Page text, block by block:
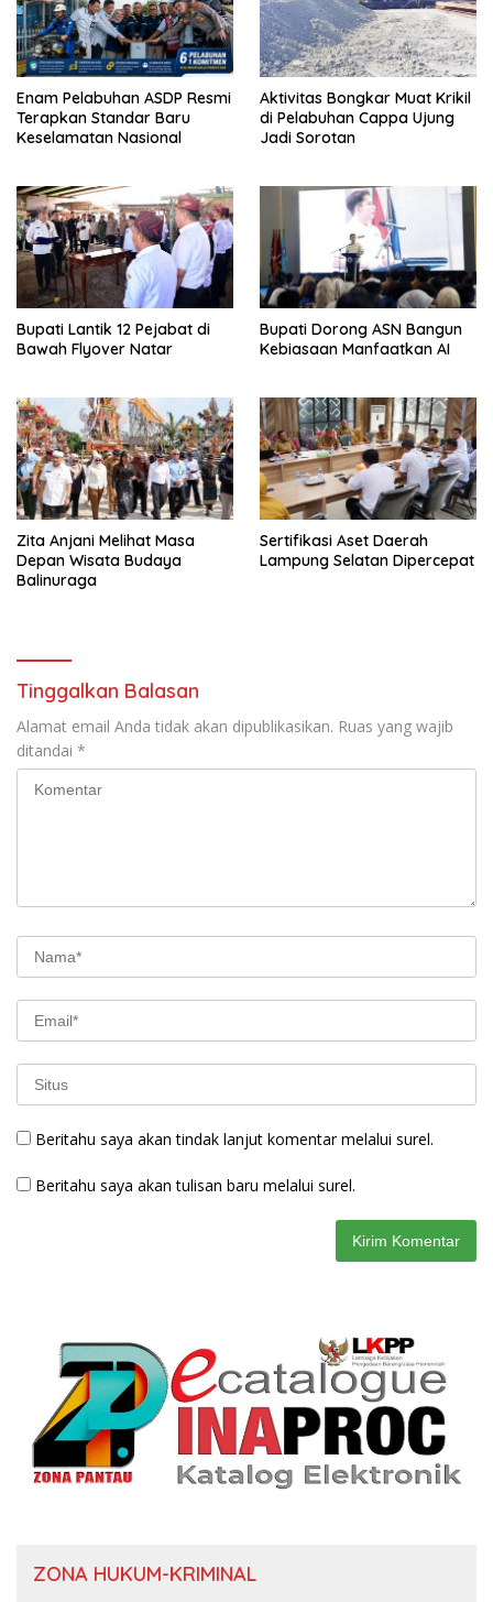
Enam Pelabuhan ASDP Resmi
Terapkan Standar Baru
Keselamatan Nasional
Aktivitas Bongkar Muat Krikil
di Pelabuhan Cappa Ujung
Jadi Sorotan
Bupati Lantik 12 Pejabat di
Bawah Flyover Natar
Bupati Dorong ASN Bangun
Kebiasaan Manfaatkan AI
Zita Anjani Melihat Masa
Depan Wisata Budaya
Balinuraga
Sertifikasi Aset Daerah
Lampung Selatan Dipercepat
Tinggalkan Balasan
Alamat email Anda tidak akan dipublikasikan. Ruas yang wajib
ditandai *
Beritahu saya akan tindak lanjut komentar melalui surel.
Beritahu saya akan tulisan baru melalui surel.
ZONA HUKUM-KRIMINAL